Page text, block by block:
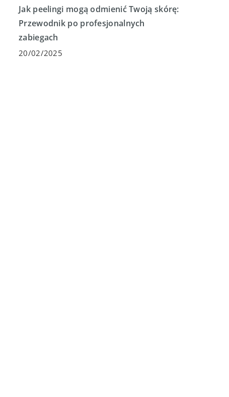
Jak peelingi mogą odmienić Twoją skórę:
Przewodnik po profesjonalnych
zabiegach
20/02/2025